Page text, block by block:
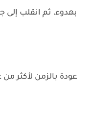
بهدوء، ثم انقلب
عودة بالزمن لأكثر